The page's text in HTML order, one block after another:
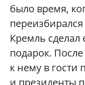
было время,
Кремль
подарок.
к нему в гости